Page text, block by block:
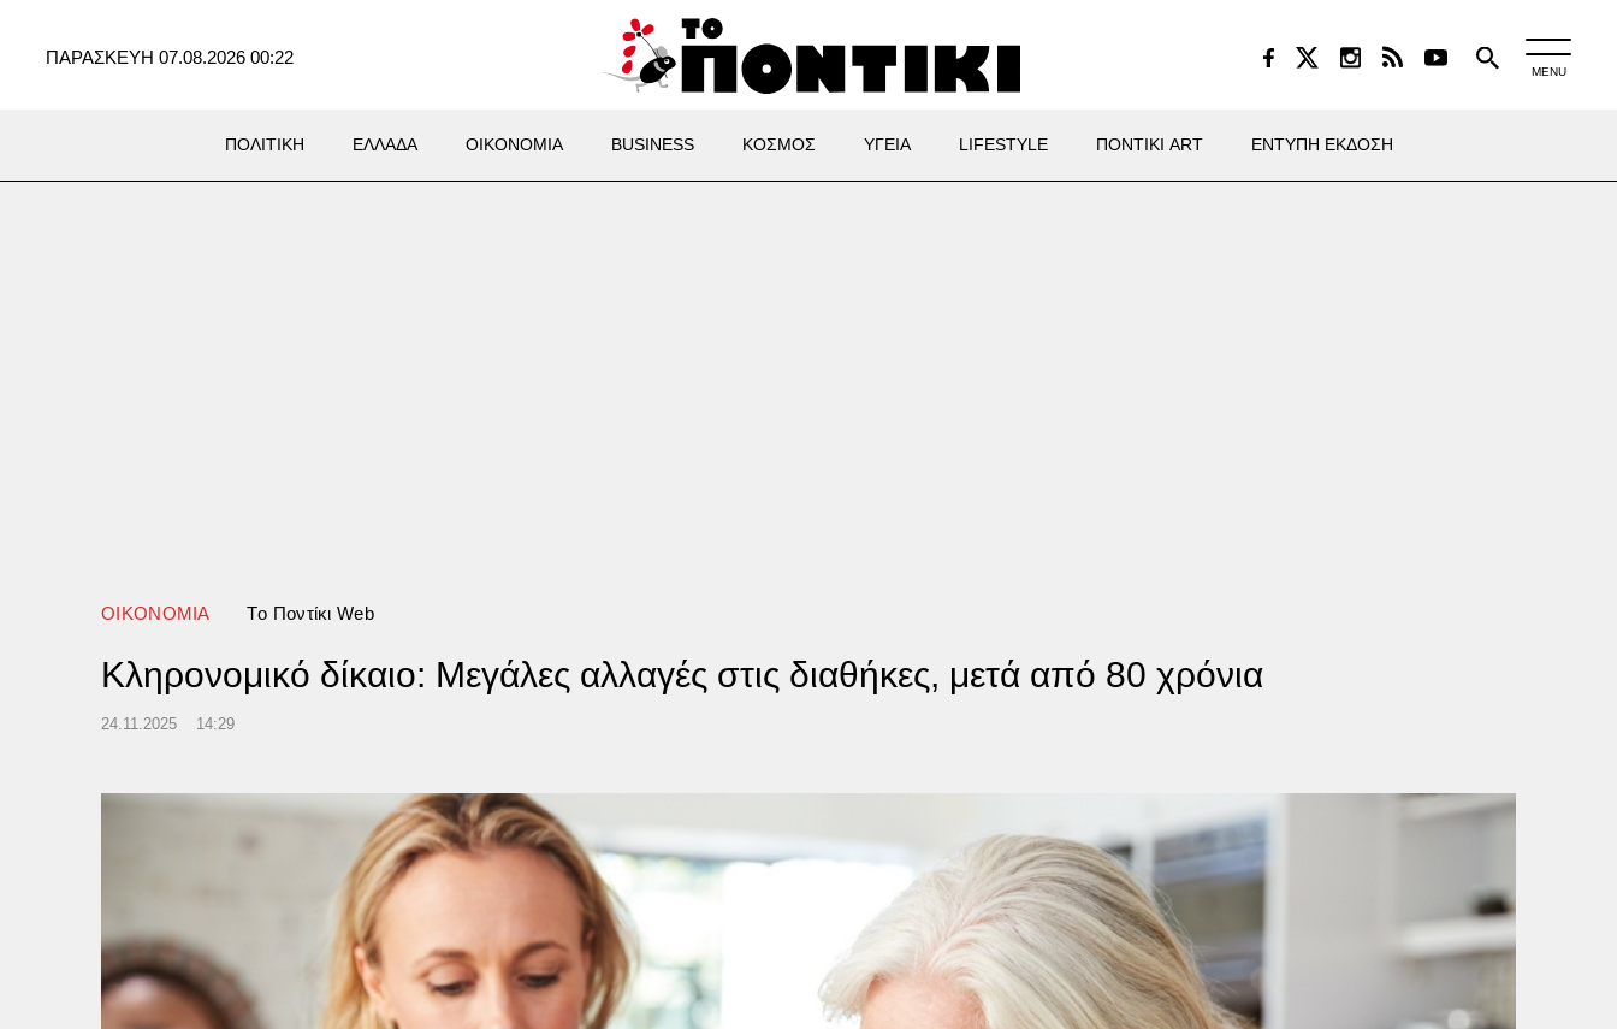
ΠΑΡΑΣΚΕΥΗ 07.08.2026 00:22
MENU
ΠΟΛΙΤΙΚΗ ΕΛΛΑΔΑ ΟΙΚΟΝΟΜΙΑ BUSINESS ΚΟΣΜΟΣ ΥΓΕΙΑ LIFESTYLE ΠΟΝΤΙΚΙ ART ΕΝΤΥΠΗ ΕΚΔΟΣΗ
ΟΙΚΟΝΟΜΙΑ Tο Ποντίκι Web
Κληρονομικό δίκαιο: Μεγάλες αλλαγές στις διαθήκες, μετά από 80 χρόνια
24.11.2025 14:29